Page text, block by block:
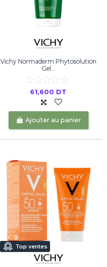
Vichy Normaderm Phytosolution
Gel...
61,600 DT
Ajouter au panier
Top ventes